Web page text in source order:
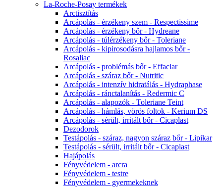
La-Roche-Posay termékek
Arctisztítás
Arcápolás - érzékeny szem - Respectissime
Arcápolás - érzékeny bőr - Hydreane
Arcápolás - túlérzékeny bőr - Toleriane
Arcápolás - kipirosodásra hajlamos bőr -
Rosaliac
Arcápolás - problémás bőr - Effaclar
Arcápolás - száraz bőr - Nutritic
Arcápolás - intenzív hidratálás - Hydraphase
Arcápolás - ránctalanítás - Redermic C
Arcápolás - alapozók - Toleriane Teint
Arcápolás - hámlás, vörös foltok - Kerium DS
Arcápolás - sérült, irritált bőr - Cicaplast
Dezodorok
Testápolás - száraz, nagyon száraz bőr - Lipikar
Testápolás - sérült, irritált bőr - Cicaplast
Hajápolás
Fényvédelem - arcra
Fényvédelem - testre
Fényvédelem - gyermekeknek